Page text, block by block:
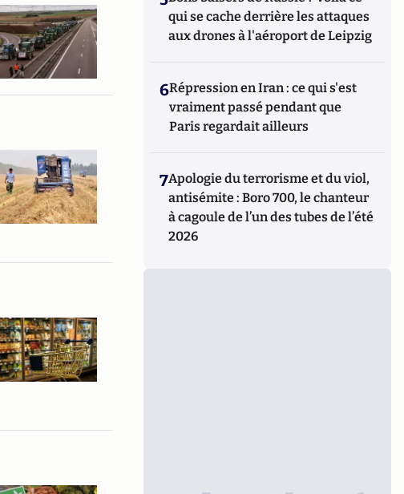
qui se cache derrière les attaques
aux drones à l'aéroport de Leipzig
6Répression en Iran : ce qui s'est
vraiment passé pendant que
Paris regardait ailleurs
7Apologie du terrorisme et du viol,
antisémite : Boro 700, le chanteur
à cagoule de l’un des tubes de l’été
2026